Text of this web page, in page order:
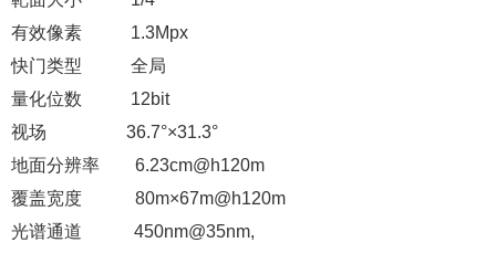
有效像素 1.3Mpx
快门类型 全局
量化位数 12bit
视场 36.7°×31.3°
地面分辨率 6.23cm@h120m
覆盖宽度 80m×67m@h120m
光谱通道
450nm@35nm,